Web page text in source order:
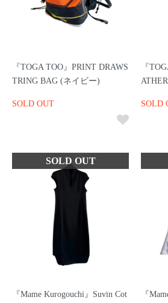
『TOGA TOO』PRINT DRAWS
TRING BAG (ネイビー)
SOLD OUT
『
SOLD
『Mame Kurogouchi』Suvin Cot
『